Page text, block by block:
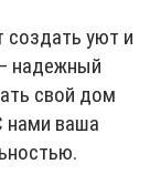
создать уют и
надежный
свой дом
нами ваша